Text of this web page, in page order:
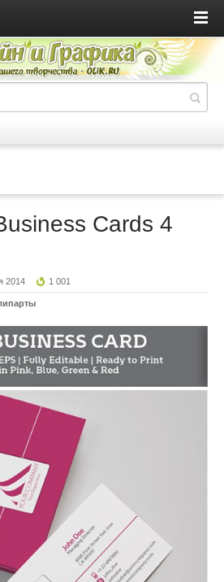
Cards 4
2014 1 001